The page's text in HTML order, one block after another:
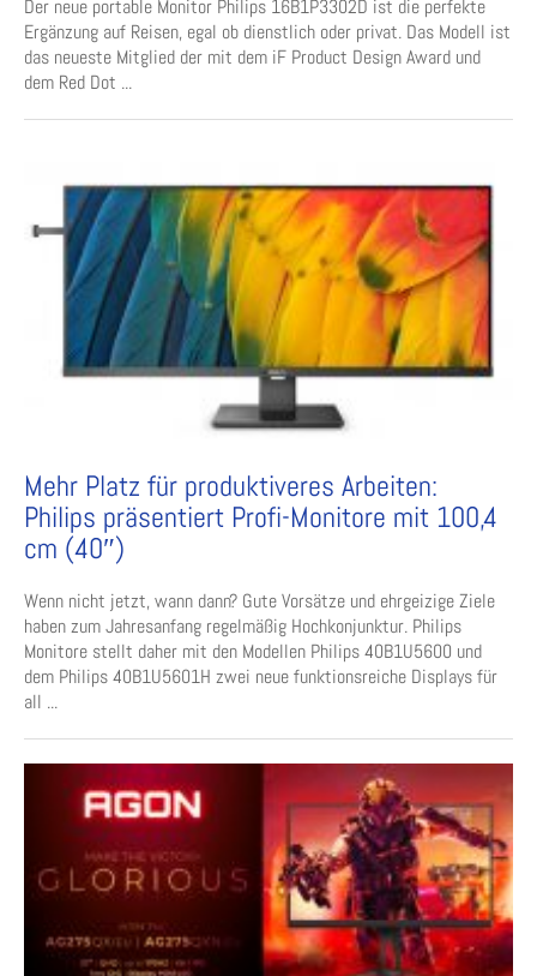
Der neue portable Monitor Philips 16B1P3302D ist die perfekte
Ergänzung auf Reisen, egal ob dienstlich oder privat. Das Modell ist
das neueste Mitglied der mit dem iF Product Design Award und
dem Red Dot ...
Mehr Platz für produktiveres Arbeiten:
Philips präsentiert Profi-Monitore mit 100,4
cm (40″)
Wenn nicht jetzt, wann dann? Gute Vorsätze und ehrgeizige Ziele
haben zum Jahresanfang regelmäßig Hochkonjunktur. Philips
Monitore stellt daher mit den Modellen Philips 40B1U5600 und
dem Philips 40B1U5601H zwei neue funktionsreiche Displays für
all ...